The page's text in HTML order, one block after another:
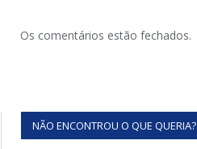
Os comentários estão fechados.
NÃO ENCONTROU O QUE QUERIA?